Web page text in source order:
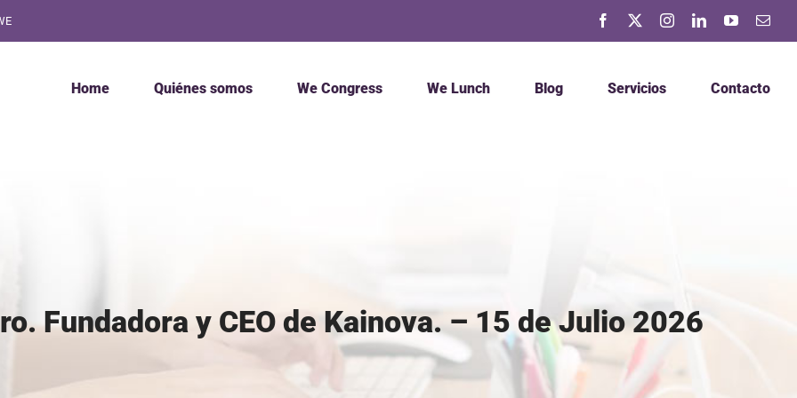
Facebook InstagramLinkedInYouTube
Home Quiénes somos We Congress We Lunch Blog Servicios Contacto
Fundadora y CEO de Kainova. – 15 de Julio 2026